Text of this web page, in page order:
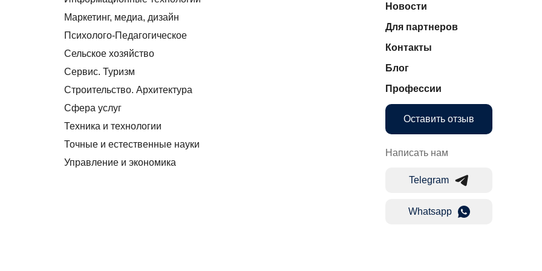
Маркетинг, медиа, дизайн
Психолого-Педагогическое
Сельское хозяйство
Сервис. Туризм
Строительство. Архитектура
Сфера услуг
Техника и технологии
Точные и естественные науки
Управление и экономика
Новости
Для партнеров
Контакты
Блог
Профессии
Оставить отзыв
Написать нам
Telegram
Whatsapp